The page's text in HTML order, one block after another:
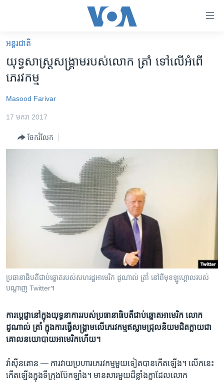
គេហទំព័រ​
ទាក់ទង
រំលង​
និង​
ទំព័រ​
ទៅ​
អន្តរជាតិ
កម្ពុជាច្នៃប្រតិដ្ឋ
ទូរទស្សន៍ / វីដេអូ​
វិទ្យុ / ផតខាសថ៍
បណ្តាញ​សង្គម
ភាសា
អន្តរជាតិ
យុទ្ធសាស្រ្ត​សង្គ្រាម​របស់​លោក ត្រាំ ទៅ​លើ​អំពើ​
ភេរវកម្ម
Masood Farivar
17 មករា 2017
ចែករំលែក
ប្រធានាធិបតី​ជាប់​ឆ្នោត​របស់​សហរដ្ឋ​អាមេរិក ដូណាល់ ត្រាំ នៅ​ពី​មុខ​ឡូហ្គោល​របស់​
បណ្តាញ​ Twitter។
ការ​ប្តេជ្ញា​នៅ​ក្នុង​យុទ្ធនាការ​របស់​ប្រធានាធិបតី​ជាប់​ឆ្នោត​អាមេរិក ​លោក​
ដូណាល់ ត្រាំ ក្នុង​ការ​ធ្វើ​សង្គ្រាម​លើ​ភេរវកម្ម​ឥស្លាម​ជ្រុល​និយម​​ជិត​ក្លាយ​ជា​
គោល​នយោបាយ​អាមេរិក​ហើយ។
វ៉ាស៊ីនតោន — ការវាយ​ប្រហារ​ភេរវកម្ម​មួយ​ទៀត​បាន​កើត​ឡើង។​ លើក​នេះ​
កើត​ឡើង​ក្នុង​ទីក្រុង​ប៊ែកឡាំង។​ មាន​សារ​មួយ​ដ៏​ខ្លាំងក្លា​ដែល​លោក​